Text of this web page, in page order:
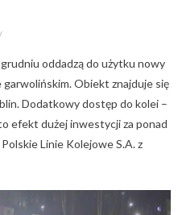
oddadzą do użytku nowy
Obiekt znajduje się
Dodatkowy dostęp do kolei –
efekt dużej inwestycji za ponad
Linie Kolejowe S.A. z